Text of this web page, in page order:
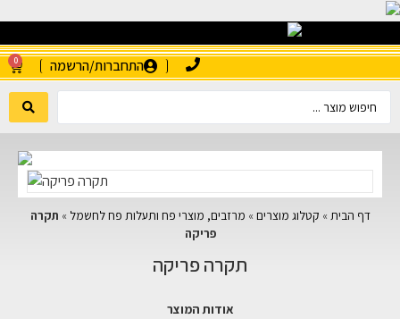
התחברות/הרשמה 0
דף הבית » קטלוג מוצרים » מרזבים, מוצרי פח ותעלות פח לחשמל » תקרה
פריקה
תקרה פריקה
אודות המוצר